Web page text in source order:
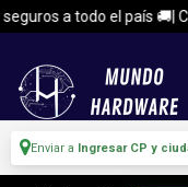
a todo el país 🚚|
Enviar a Ingresar CP y